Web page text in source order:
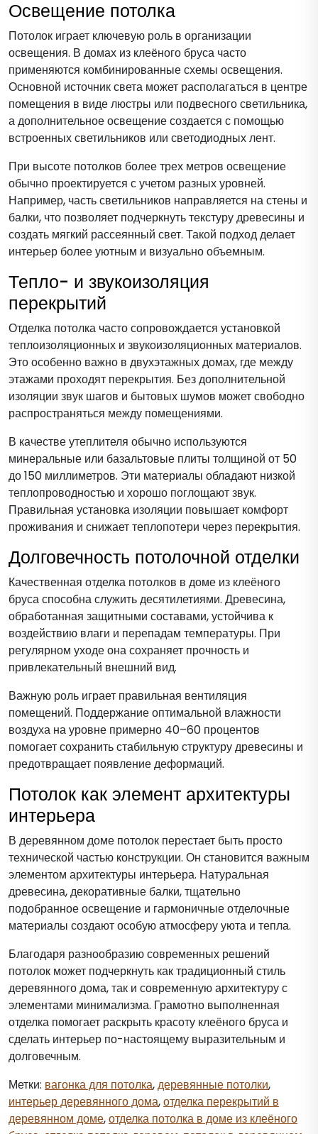
Освещение потолка
Потолок играет ключевую роль в организации
освещения. В домах из клеёного бруса часто
применяются комбинированные схемы освещения.
Основной источник света может располагаться в центре
помещения в виде люстры или подвесного светильника,
а дополнительное освещение создается с помощью
встроенных светильников или светодиодных лент.
При высоте потолков более трех метров освещение
обычно проектируется с учетом разных уровней.
Например, часть светильников направляется на стены и
балки, что позволяет подчеркнуть текстуру древесины и
создать мягкий рассеянный свет. Такой подход делает
интерьер более уютным и визуально объемным.
Тепло- и звукоизоляция
перекрытий
Отделка потолка часто сопровождается установкой
теплоизоляционных и звукоизоляционных материалов.
Это особенно важно в двухэтажных домах, где между
этажами проходят перекрытия. Без дополнительной
изоляции звук шагов и бытовых шумов может свободно
распространяться между помещениями.
В качестве утеплителя обычно используются
минеральные или базальтовые плиты толщиной от 50
до 150 миллиметров. Эти материалы обладают низкой
теплопроводностью и хорошо поглощают звук.
Правильная установка изоляции повышает комфорт
проживания и снижает теплопотери через перекрытия.
Долговечность потолочной отделки
Качественная отделка потолков в доме из клеёного
бруса способна служить десятилетиями. Древесина,
обработанная защитными составами, устойчива к
воздействию влаги и перепадам температуры. При
регулярном уходе она сохраняет прочность и
привлекательный внешний вид.
Важную роль играет правильная вентиляция
помещений. Поддержание оптимальной влажности
воздуха на уровне примерно 40–60 процентов
помогает сохранить стабильную структуру древесины и
предотвращает появление деформаций.
Потолок как элемент архитектуры
интерьера
В деревянном доме потолок перестает быть просто
технической частью конструкции. Он становится важным
элементом архитектуры интерьера. Натуральная
древесина, декоративные балки, тщательно
подобранное освещение и гармоничные отделочные
материалы создают особую атмосферу уюта и тепла.
Благодаря разнообразию современных решений
потолок может подчеркнуть как традиционный стиль
деревянного дома, так и современную архитектуру с
элементами минимализма. Грамотно выполненная
отделка помогает раскрыть красоту клеёного бруса и
сделать интерьер по-настоящему выразительным и
долговечным.
Метки: вагонка для потолка,деревянные потолки,
интерьер деревянного дома,отделка перекрытий в
деревянном доме,отделка потолка в доме из клеёного